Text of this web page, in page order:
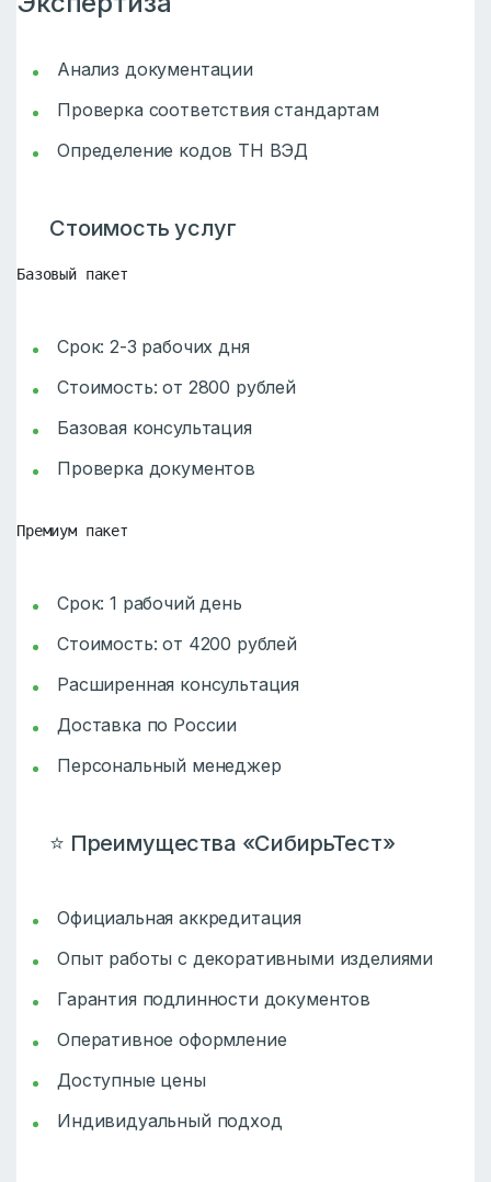
Анализ документации
Проверка соответствия стандартам
Определение кодов ТН ВЭД
Стоимость услуг
Базовый пакет
Срок: 2-3 рабочих дня
Стоимость: от 2800 рублей
Базовая консультация
Проверка документов
Премиум пакет
Срок: 1 рабочий день
Стоимость: от 4200 рублей
Расширенная консультация
Доставка по России
Персональный менеджер
⭐ Преимущества «СибирьТест»
Официальная аккредитация
Опыт работы с декоративными изделиями
Гарантия подлинности документов
Оперативное оформление
Доступные цены
Индивидуальный подход